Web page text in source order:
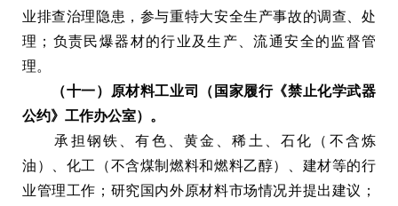
业排查治理隐患，参与重特大安全生产事故的调查、处
理；负责民爆器材的行业及生产、流通安全的监督管
理。
（十一）原材料工业司（国家履行《禁止化学武器
公约》工作办公室）。
承担钢铁、有色、黄金、稀土、石化（不含炼
油）、化工（不含煤制燃料和燃料乙醇）、建材等的行
业管理工作；研究国内外原材料市场情况并提出建议；